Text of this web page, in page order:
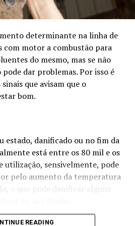
para ajudar no
que o carro está a gastar mais
o estado do filtro do ar.
está a queimar óleo e isso pode
nos segmentos, avarias no
o motor por isso tenha muita
determinante na linha de
com motor a combustão para
do mesmo, mas se não
dar problemas. Por isso é
que avisam que o
bom.
estado, danificado ou no fim da
está entre os 80 mil e os
utilização, sensivelmente, pode
pelo aumento da temperatura
o que pode danificar alguns
se algo começa a não
READING